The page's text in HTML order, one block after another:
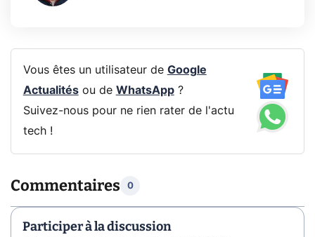
Vous êtes un utilisateur de Google
Actualitésou de WhatsApp?
Suivez-nous pour ne rien rater de l'actu
tech !
Commentaires 0
Participer à la discussion